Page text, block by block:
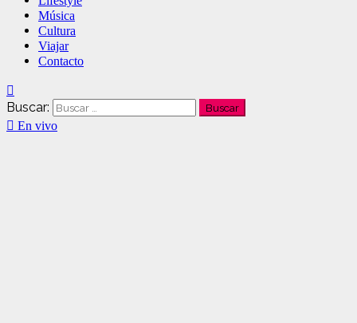
Música
Cultura
Viajar
Contacto
Buscar:
En vivo